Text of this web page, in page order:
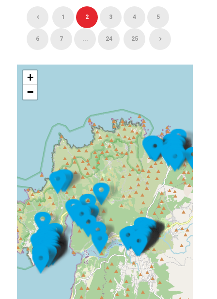
1 2 3 4 5
6 7 ... 24 25
+
−